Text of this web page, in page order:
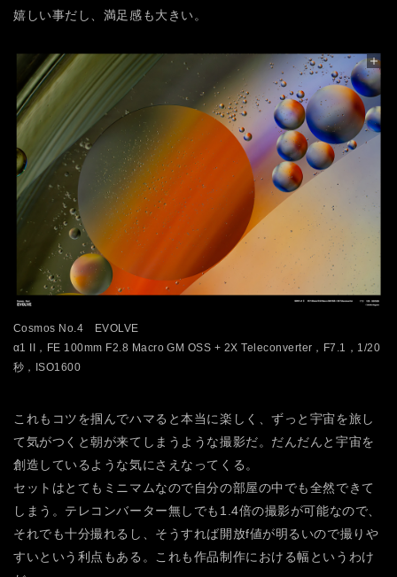
嬉しい事だし、満足感も大きい。
Cosmos No.4 EVOLVE
α1 II，FE 100mm F2.8 Macro GM OSS + 2X Teleconverter，F7.1，1/20
秒，ISO1600
これもコツを掴んでハマると本当に楽しく、ずっと宇宙を旅し
て気がつくと朝が来てしまうような撮影だ。だんだんと宇宙を
創造しているような気にさえなってくる。
セットはとてもミニマムなので自分の部屋の中でも全然できて
しまう。テレコンバーター無しでも1.4倍の撮影が可能なので、
それでも十分撮れるし、そうすれば開放f値が明るいので撮りや
すいという利点もある。これも作品制作における幅というわけ